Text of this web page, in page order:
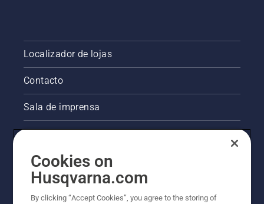
Localizador de lojas
Contacto
Sala de imprensa
Outros websites da Husqvarna
A abordagem da Husqvarna à sustentabilidade
Cookies on
Husqvarna.com
By clicking “Accept Cookies”, you agree to the storing of